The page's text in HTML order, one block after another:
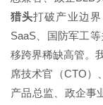
猎头打破产业边
SaaS、国防军工
移跨界稀缺高管。
席技术官（CTO）
产品总监、政企事